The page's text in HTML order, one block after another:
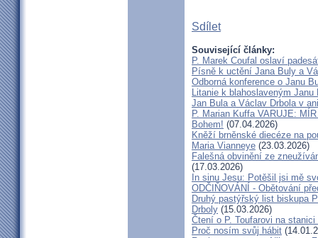
Sdílet
Související články:
P. Marek Coufal oslaví
Písně k uctění Jana Buly a
Odborná konference o Janu
Litanie k blahoslaveným
Jan Bula a Václav Drbola v
P. Marian Kuffa VARUJE:
Bohem! (07.04.2026)
Kněží brněnské diecéze na
Maria Vianneye (23.03.2026)
Falešná obvinění ze
(17.03.2026)
In sinu Jesu: Potěšil jsi mě
ODČIŇOVÁNÍ - Obětování
Druhý pastýřský list biskupa
Drboly (15.03.2026)
Čtení o P. Toufarovi na stanici
Proč nosím svůj hábit